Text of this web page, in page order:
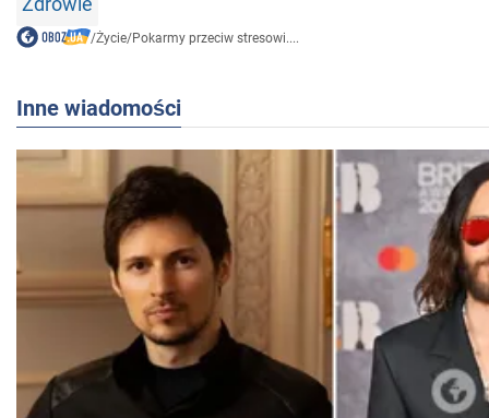
/Życie/Pokarmy przeciw stresowi....
Inne wiadomości